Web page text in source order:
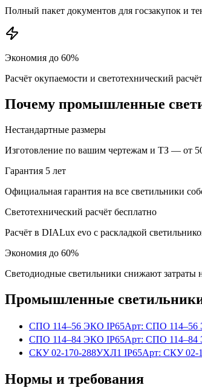
Полный пакет документов для госзакупок и
Экономия до 60%
Расчёт окупаемости и светотехнический
Почему промышленные
Нестандартные размеры
Изготовление по вашим чертежам и ТЗ — от
Гарантия 5 лет
Официальная гарантия на все светильники
Светотехнический расчёт бесплатно
Расчёт в DIALux evo с раскладкой
Экономия до 60%
Светодиодные светильники снижают
Промышленные
СПО 114–56 ЭКО IP65Арт: СПО 114–56
СПО 114–84 ЭКО IP65Арт: СПО 114–84
СКУ 02-170-288УХЛ1 IP65Арт: СКУ 02-
Нормы и требования